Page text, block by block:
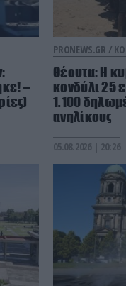
–
PRONEWS.GR /
Θέουτα: Η
κονδύλι 25
1.100
ανηλίκους
05.08.2026 | 20:26